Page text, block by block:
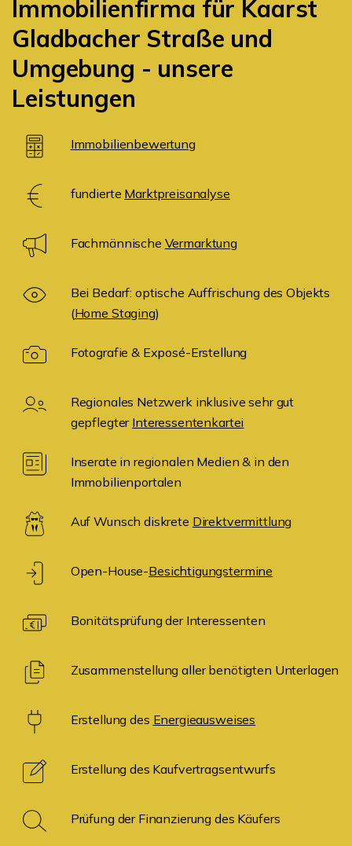
Immobilienfirma für Kaarst
Gladbacher Straße und
Umgebung - unsere
Leistungen
Immobilienbewertung
fundierte Marktpreisanalyse
Fachmännische Vermarktung
Bei Bedarf: optische Auffrischung des Objekts
(Home Staging)
Fotografie & Exposé-Erstellung
Regionales Netzwerk inklusive sehr gut
gepflegter Interessentenkartei
Inserate in regionalen Medien & in den
Immobilienportalen
Auf Wunsch diskrete Direktvermittlung
Open-House-Besichtigungstermine
Bonitätsprüfung der Interessenten
Zusammenstellung aller benötigten Unterlagen
Erstellung des Energieausweises
Erstellung des Kaufvertragsentwurfs
Prüfung der Finanzierung des Käufers